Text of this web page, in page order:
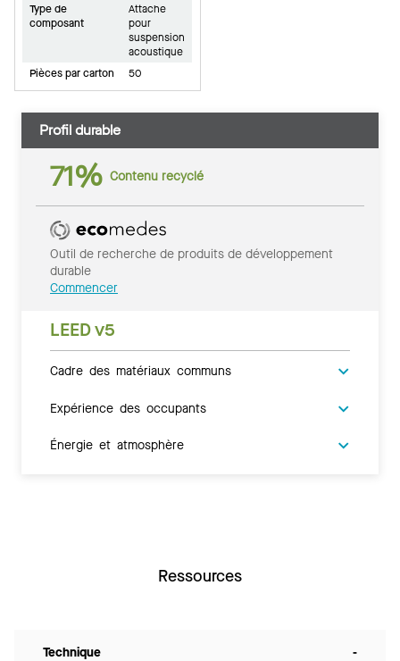
Type de
composant
Attache
pour
suspension
acoustique
Pièces par carton
50
Profil durable
71% Contenu recyclé
Outil de recherche de produits de développement
durable
Commencer
LEED v5
Cadre des matériaux communs
Expérience des occupants
Énergie et atmosphère
Ressources
Technique -